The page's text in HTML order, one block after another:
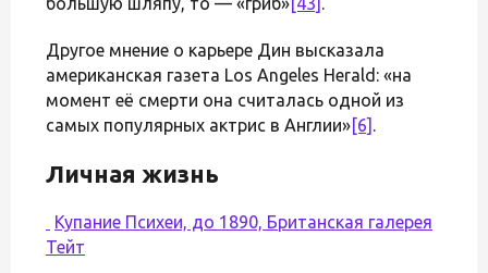
Другое мнение о карьере Дин высказала
американская газета Los Angeles Herald: «на
момент её смерти она считалась одной из
самых популярных актрис в Англии»[6] .
Личная жизнь
Купание Психеи, до 1890, Британская галерея
Тейт